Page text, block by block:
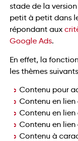
stade de la
petit à petit dans
répondant aux
Google Ads.
En effet, la
les thèmes
Contenu pour
Contenu en
Contenu en lien
Contenu en
Contenu à